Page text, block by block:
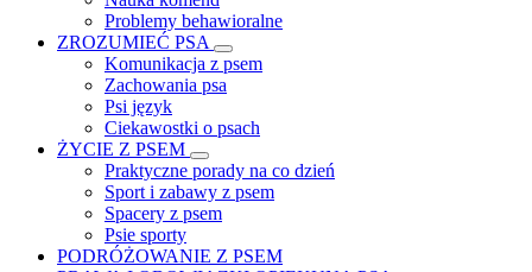
Problemy behawioralne
ZROZUMIEĆ PSA
Komunikacja z psem
Zachowania psa
Psi język
Ciekawostki o psach
ŻYCIE Z PSEM
Praktyczne porady na co dzień
Sport i zabawy z psem
Spacery z psem
Psie sporty
PODRÓŻOWANIE Z PSEM